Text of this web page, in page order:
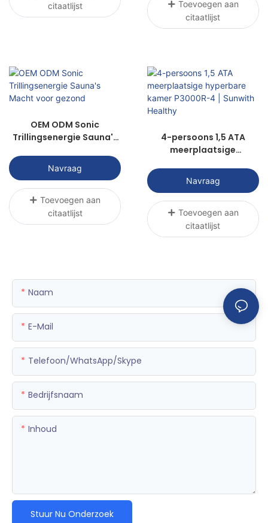
citaatlijst
Toevoegen aan
citaatlijst
OEM ODM Sonic
Trillingsenergie Sauna's
Navraag
Toevoegen aan
citaatlijst
4-persoons 1,5 ATA
meerplaatsige
P3000R-4 | Sunwith
Healthy
Navraag
Toevoegen aan
citaatlijst
Naam
E-Mail
Telefoon/WhatsApp/Skype
Bedrijfsnaam
Inhoud
Stuur Nu Onderzoek